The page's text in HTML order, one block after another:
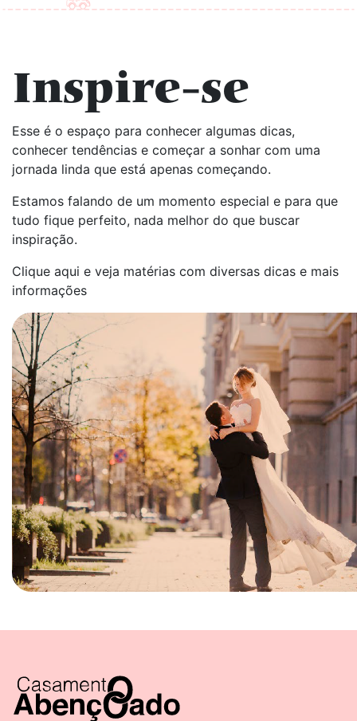
Inspire-se
Esse é o espaço para conhecer algumas dicas,
conhecer tendências e começar a sonhar com uma
jornada linda que está apenas começando.
Estamos falando de um momento especial e para que
tudo fique perfeito, nada melhor do que buscar
inspiração.
Clique aqui e veja matérias com diversas dicas e mais
informações